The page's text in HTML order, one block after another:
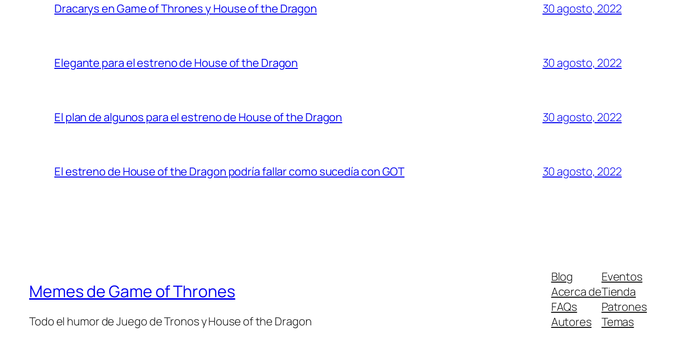
Dracarys en Game of Thrones y House of the Dragon 30 agosto, 2022
Elegante para el estreno de House of the Dragon 30 agosto, 2022
El plan de algunos para el estreno de House of the Dragon 30 agosto, 2022
El estreno de House of the Dragon podría fallar como sucedía con GOT 30 agosto, 2022
Memes de Game of Thrones
Todo el humor de Juego de Tronos y House of the Dragon
Blog
Acerca de
FAQs
Autores
Eventos
Tienda
Patrones
Temas